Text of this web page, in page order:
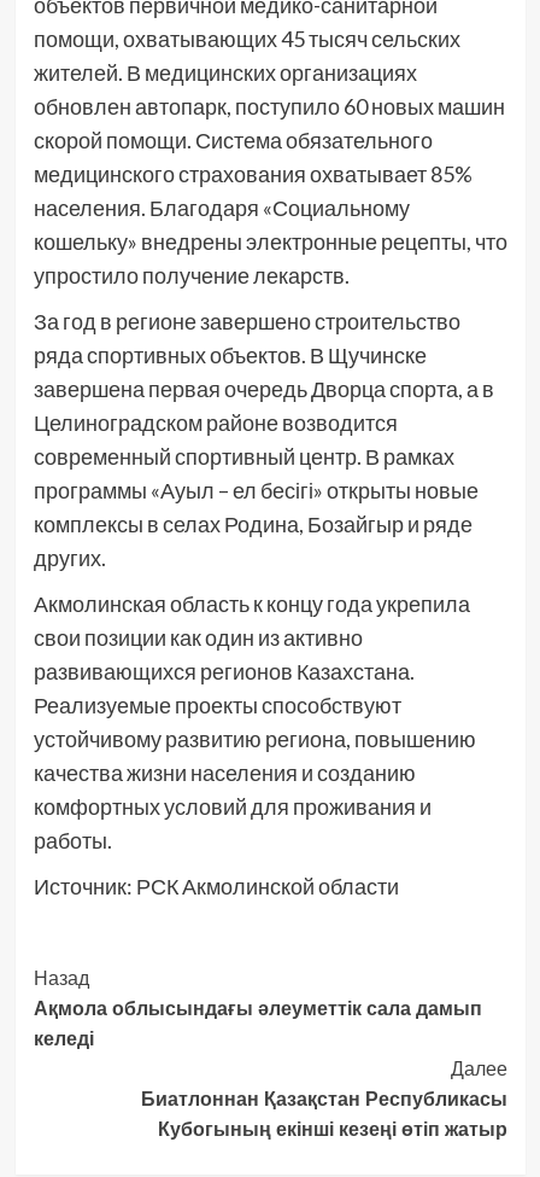
помощи, охватывающих 45 тысяч сельских
жителей. В медицинских организациях
обновлен автопарк, поступило 60 новых машин
скорой помощи. Система обязательного
медицинского страхования охватывает 85%
населения. Благодаря «Социальному
кошельку» внедрены электронные рецепты, что
упростило получение лекарств.
За год в регионе завершено строительство
ряда спортивных объектов. В Щучинске
завершена первая очередь Дворца спорта, а в
Целиноградском районе возводится
современный спортивный центр. В рамках
программы «Ауыл – ел бесігі» открыты новые
комплексы в селах Родина, Бозайгыр и ряде
других.
Акмолинская область к концу года укрепила
свои позиции как один из активно
развивающихся регионов Казахстана.
Реализуемые проекты способствуют
устойчивому развитию региона, повышению
качества жизни населения и созданию
комфортных условий для проживания и
работы.
Источник: РСК Акмолинской области
Post
Navigation
Назад
Ақмола облысындағы әлеуметтік сала дамып
келеді
Далее
Биатлоннан Қазақстан Республикасы
Кубогының екінші кезеңі өтіп жатыр